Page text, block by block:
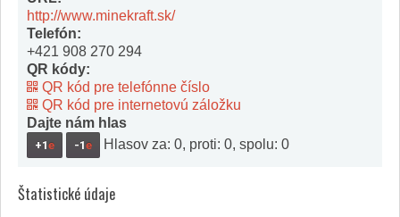
http://www.minekraft.sk/
Telefón:
+421 908 270 294
QR kódy:
QR kód pre telefónne číslo
QR kód pre internetovú záložku
Dajte nám hlas
+1e -1e Hlasov za: 0, proti: 0, spolu: 0
Štatistické údaje